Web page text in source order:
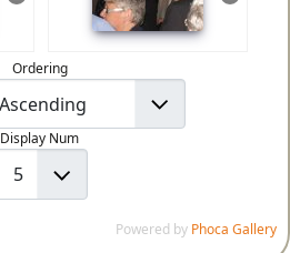
Ordering
Display Num
Powered by Phoca Gallery